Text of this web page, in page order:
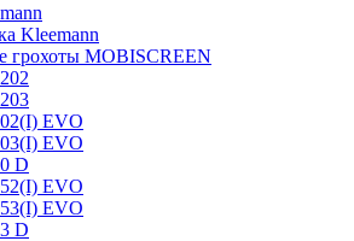
Kleemann
грохоты MOBISCREEN
EVO
EVO
D
EVO
EVO
D